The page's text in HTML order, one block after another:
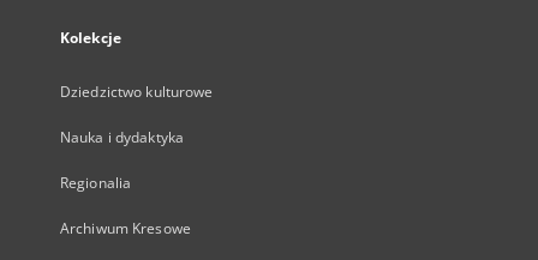
Kolekcje
Dziedzictwo kulturowe
Nauka i dydaktyka
Regionalia
Archiwum Kresowe